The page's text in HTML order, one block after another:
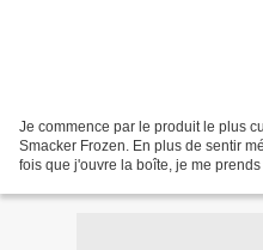
Je commence par le produit le plus
Smacker Frozen. En plus de sentir
fois que j'ouvre la boîte, je me